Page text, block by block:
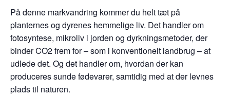
På denne markvandring kommer du helt tæt på
planternes og dyrenes hemmelige liv. Det handler om
fotosyntese, mikroliv i jorden og dyrkningsmetoder, der
binder CO2 frem for – som i konventionelt landbrug – at
udlede det. Og det handler om, hvordan der kan
produceres sunde fødevarer, samtidig med at der levnes
plads til naturen.